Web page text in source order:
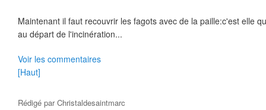
Maintenant il faut recouvrir les fagots avec de la paille:c'est elle
au départ de l'incinération...
Voir les commentaires
[Haut]
Rédigé parChristaldesaintmarc